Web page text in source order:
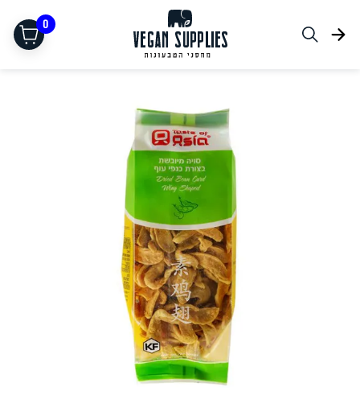
0
תחליפי בשר